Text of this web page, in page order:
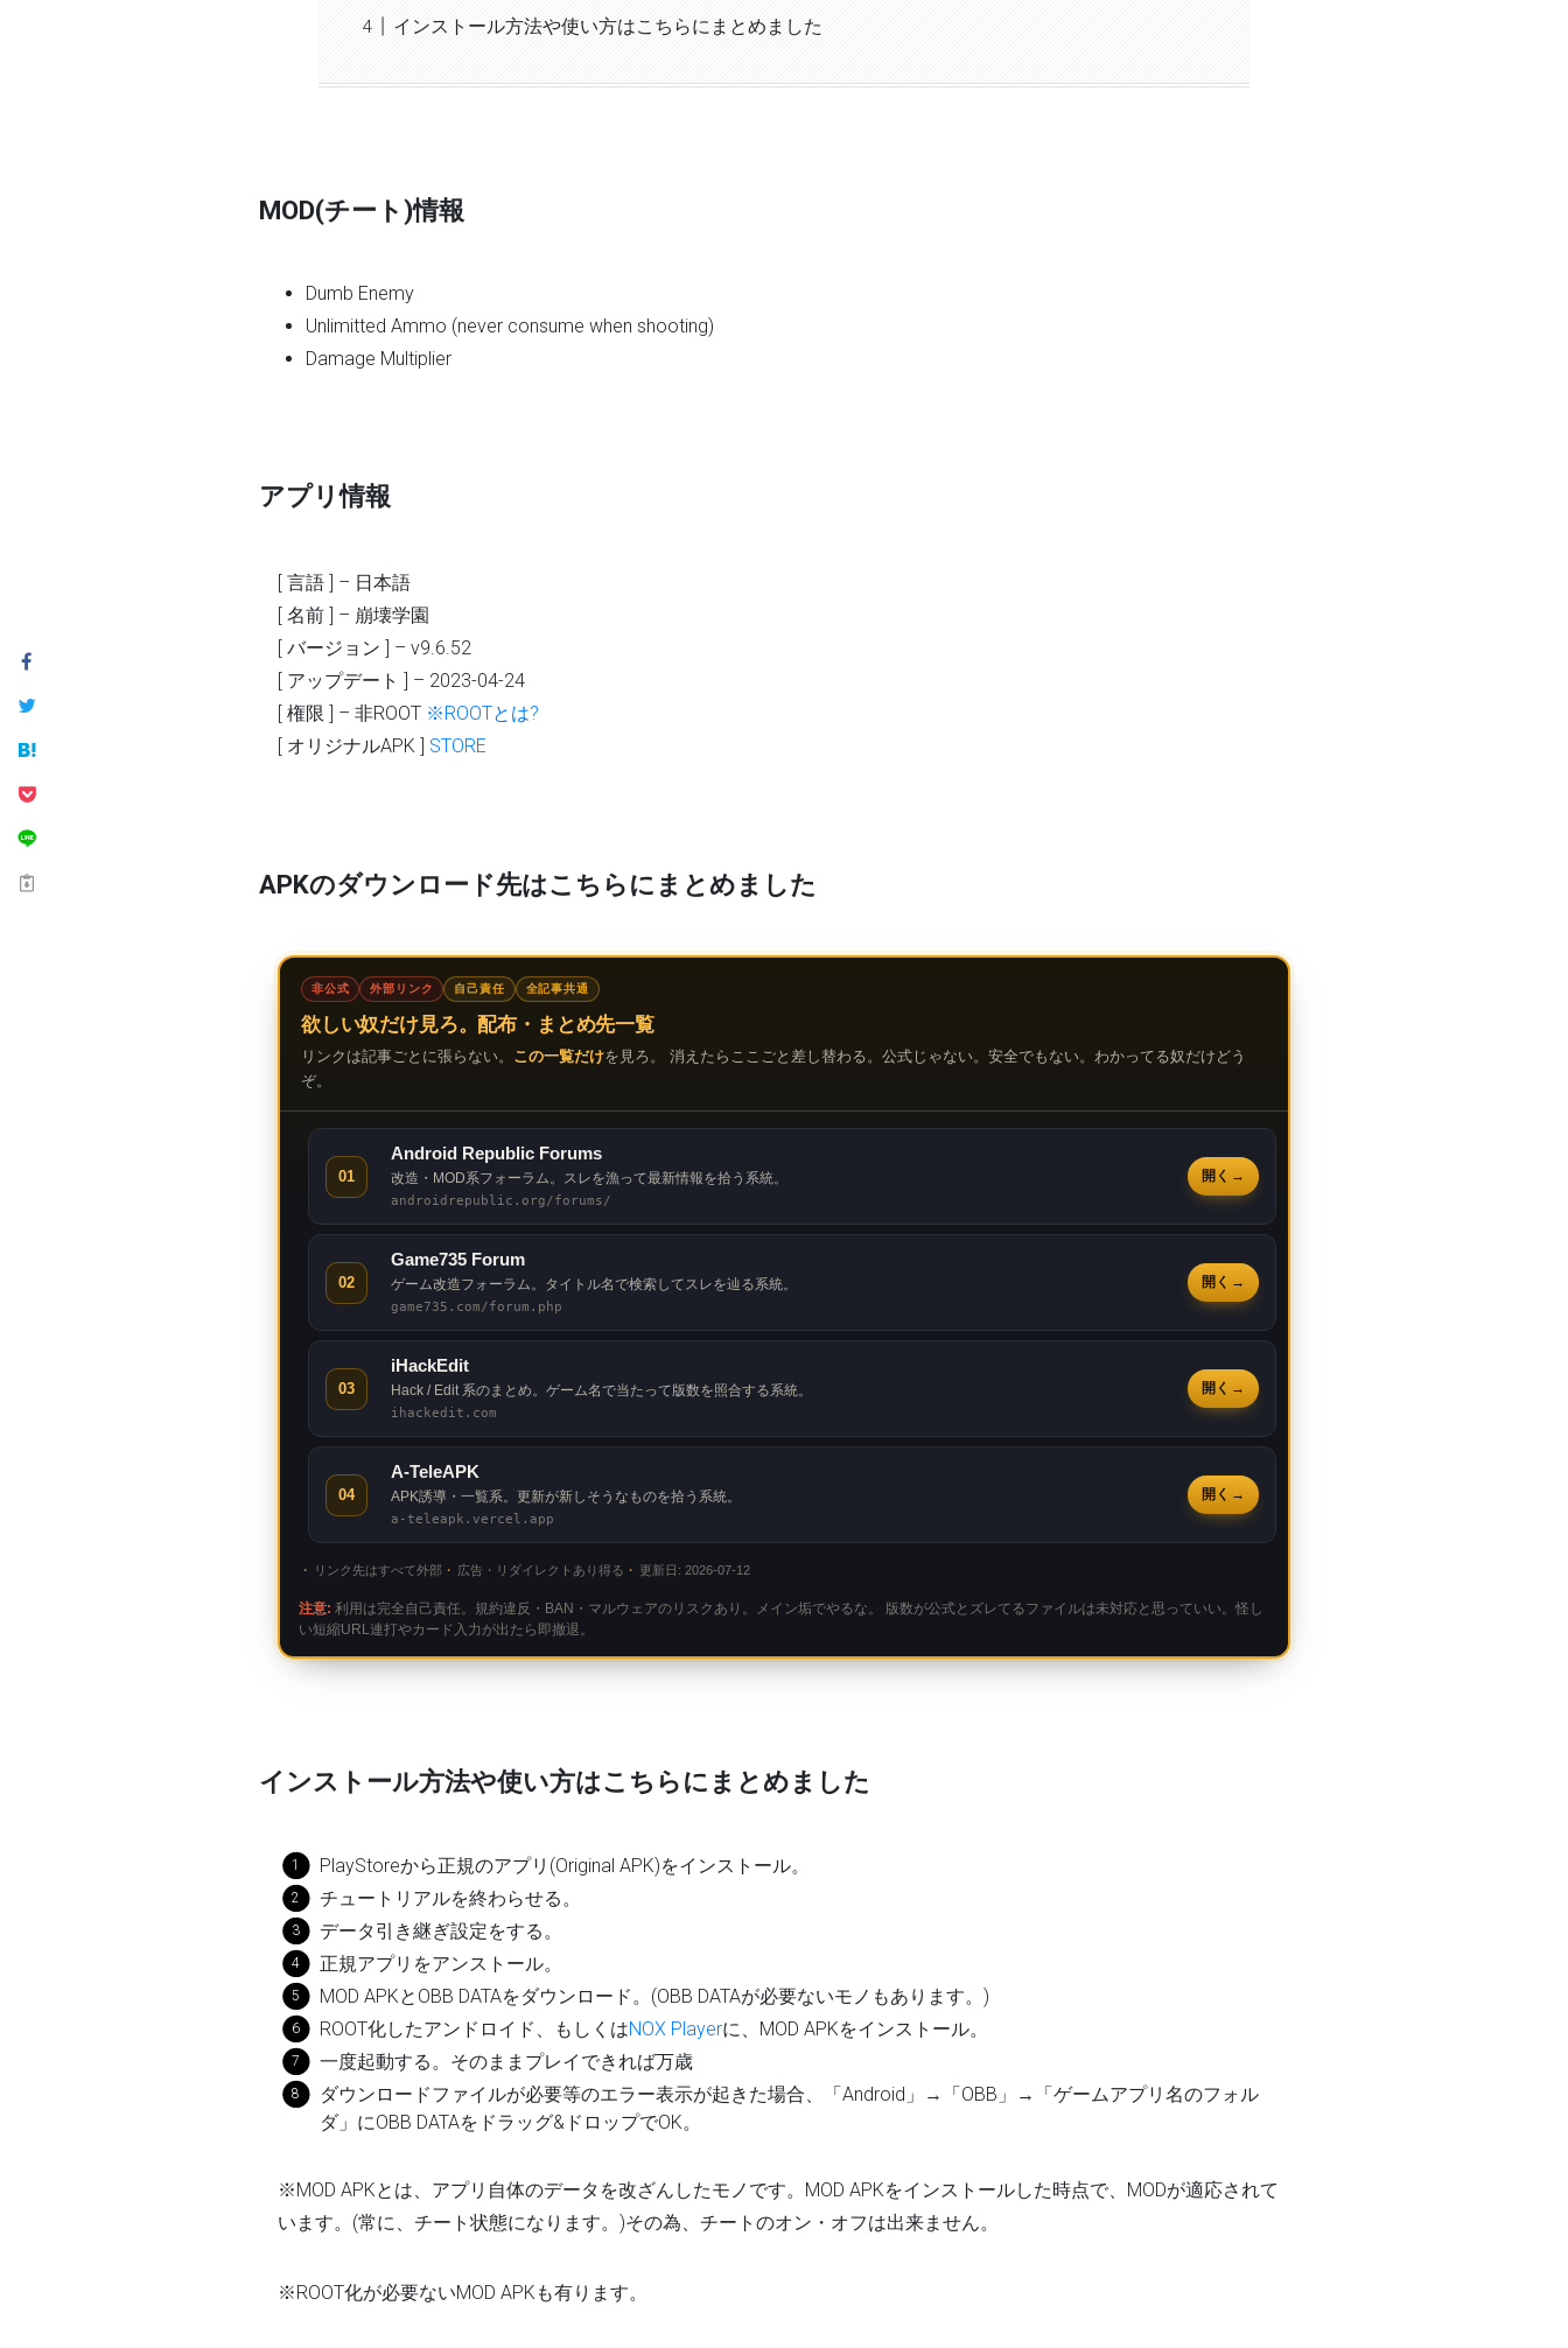
インストール方法や使い方はこちらにまとめました
MOD(チート)情報
Dumb Enemy
Unlimitted Ammo (never consume when shooting)
Damage Multiplier
アプリ情報
[ 言語 ] – 日本語
[ 名前 ] – 崩壊学園
[ バージョン ] – v9.6.52
[ アップデート ] – 2023-04-24
[ 権限 ] – 非ROOT ※ROOTとは?
[ オリジナルAPK ] STORE
APKのダウンロード先はこちらにまとめました
非公式 外部リンク 自己責任 全記事共通
欲しい奴だけ見ろ。配布・まとめ先一覧
リンクは記事ごとに張らない。 この一覧だけを見ろ。 消えたらここごと差し替わる。公式じゃない。安全でもない。わかってる奴だけどう
ぞ。
01
Android Republic Forums
改造・MOD系フォーラム。スレを漁って最新情報を拾う系統。
androidrepublic.org/forums/
開く
02
Game735 Forum
ゲーム改造フォーラム。タイトル名で検索してスレを辿る系統。
game735.com/forum.php
開く
03
iHackEdit
Hack / Edit 系のまとめ。ゲーム名で当たって版数を照合する系統。
ihackedit.com
開く
04
A-TeleAPK
APK誘導・一覧系。更新が新しそうなものを拾う系統。
a-teleapk.vercel.app
開く
リンク先はすべて外部 広告・リダイレクトあり得る 更新日: 2026-07-12
注意: 利用は完全自己責任。規約違反・BAN・マルウェアのリスクあり。メイン垢でやるな。 版数が公式とズレてるファイルは未対応と思っていい。怪し
い短縮URL連打やカード入力が出たら即撤退。
インストール方法や使い方はこちらにまとめました
PlayStoreから正規のアプリ(Original APK)をインストール。
チュートリアルを終わらせる。
データ引き継ぎ設定をする。
正規アプリをアンストール。
MOD APKとOBB DATAをダウンロード。(OBB DATAが必要ないモノもあります。)
ROOT化したアンドロイド、もしくはNOX Playerに、MOD APKをインストール。
一度起動する。そのままプレイできれば万歳
ダウンロードファイルが必要等のエラー表示が起きた場合、「Android」→「OBB」→「ゲームアプリ名のフォル
ダ」にOBB DATAをドラッグ&ドロップでOK。
※MOD APKとは、アプリ自体のデータを改ざんしたモノです。MOD APKをインストールした時点で、MODが適応されて
います。(常に、チート状態になります。)その為、チートのオン・オフは出来ません。
※ROOT化が必要ないMOD APKも有ります。